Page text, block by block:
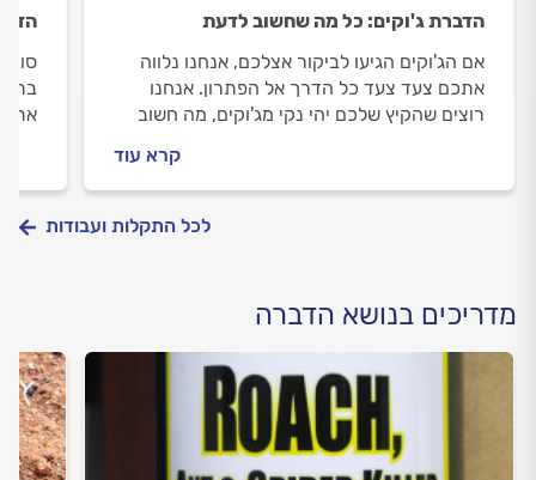
הדברת ג'וקים: כל מה שחשוב לדעת
אם הג'וקים הגיעו לביקור אצלכם, אנחנו נלווה
אתכם צעד צעד כל הדרך אל הפתרון. אנחנו
רוצים שהקיץ שלכם יהי נקי מג'וקים, מה חשוב
קרא עוד
לכל התקלות ועבודות
מדריכים בנושא הדברה